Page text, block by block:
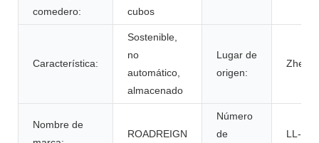
comedero:
cubos
Característica:
Sostenible,
no
automático,
almacenado
Lugar de
origen:
Nombre de
ROADREIGN
Número
de
LL-